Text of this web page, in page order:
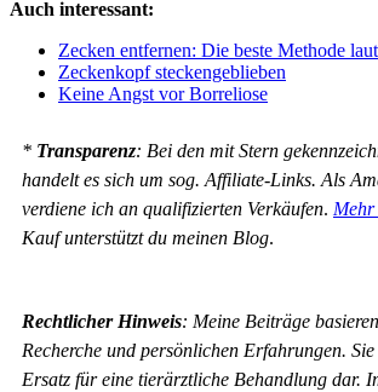
Auch interessant:
Zecken entfernen: Die beste Methode
Zeckenkopf steckengeblieben
Keine Angst vor Borreliose
* Transparenz: Bei den mit Stern
handelt es sich um sog. Affiliate-Links. Als
verdiene ich an qualifizierten Verkäufen.
Kauf unterstützt du meinen Blog.
Rechtlicher Hinweis: Meine Beiträge
Recherche und persönlichen Erfahrungen.
Ersatz für eine tierärztliche Behandlung dar.